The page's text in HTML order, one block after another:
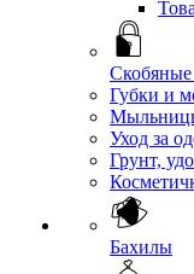
Скобяные
Губки и
Уход за
Грунт,
Бахилы